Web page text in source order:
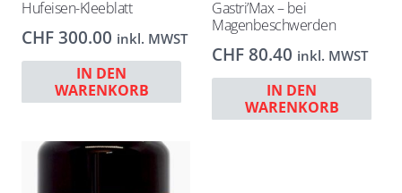
Hufeisen-Kleeblatt
CHF300.00 inkl. MWST
IN DEN
WARENKORB
Gastri’Max – bei
Magenbeschwerden
CHF80.40 inkl. MWST
IN DEN
WARENKORB